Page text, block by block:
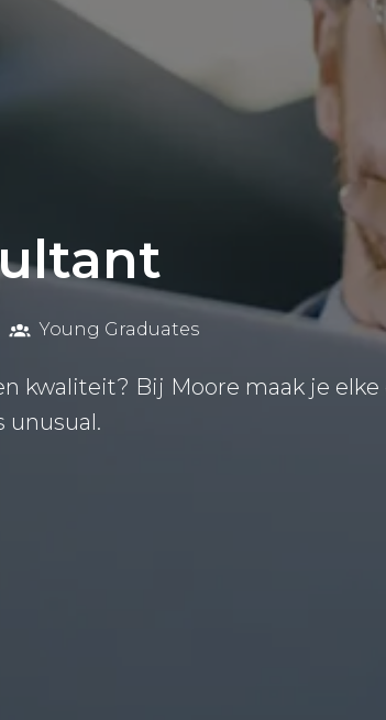
Young Graduates
kwaliteit? Bij Moore maak je
unusual.